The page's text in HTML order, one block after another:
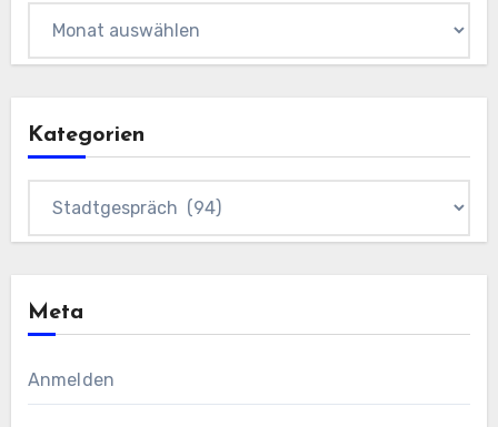
Kategorien
Meta
Anmelden